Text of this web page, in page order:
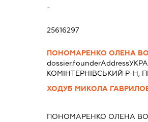
-
25616297
ПОНОМАРЕНКО ОЛЕНА
dossier.founderAddress
КОМІНТЕРНІВСЬКИЙ Р-Н,
ХОДУБ МИКОЛА
ПОНОМАРЕНКО ОЛЕНА